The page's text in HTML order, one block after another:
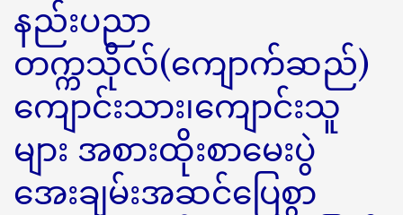
နည်းပညာ
တက္ကသိုလ်(ကျောက်ဆည်)
ကျောင်းသား၊ကျောင်းသူ
များ အစားထိုးစာမေးပွဲ
အေးချမ်းအဆင်ပြေစွာ